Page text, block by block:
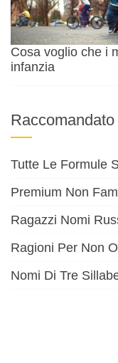
Cosa voglio che i
infanzia
Raccomandato
Tutte Le Formule
Premium Non
Ragazzi Nomi
Ragioni Per Non
Nomi Di Tre